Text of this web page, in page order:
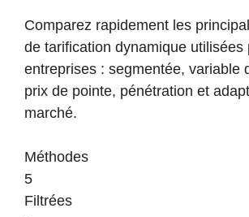
Comparez rapidement les
de tarification dynamique utilisées
entreprises : segmentée, variable
prix de pointe, pénétration et
marché.
Méthodes
5
Filtrées